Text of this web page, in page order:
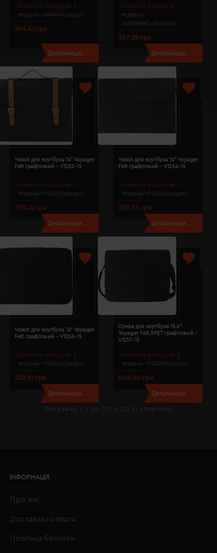
Кількість кольорів: 2
Модель: V4464(Voyager)
364.41 грн
Детальніше...
Кількість кольорів: 1
Модель:
24898(MCollection)
367.28 грн
Детальніше...
Кількість кольорів: 2
Модель: V1252(Voyager)
Чoхол для ноутбука 14" Voyager
Felt графітовий - V1252-15
392.14 грн
Детальніше...
Кількість кольорів: 2
Модель: V1254(Voyager)
Чoхол для ноутбука 14" Voyager
Felt графітовий - V1254-15
229.55 грн
Детальніше...
Кількість кольорів: 2
Модель: V1256(Voyager)
Чoхол для ноутбука 14" Voyager
Felt графітовий - V1256-15
237.21 грн
Детальніше...
Кількість кольорів: 2
Модель: V1257(Voyager)
Сумка для ноутбука 15.6"
Voyager Felt RPET графітовий -
V1257-15
406.50 грн
Детальніше...
Показано з 1 по 20 із 20 (1 сторінок)
ІНФОРМАЦІЯ
Про нас
Доставка і оплата
Політика безпеки